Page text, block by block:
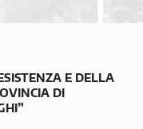
E DELLA
DI